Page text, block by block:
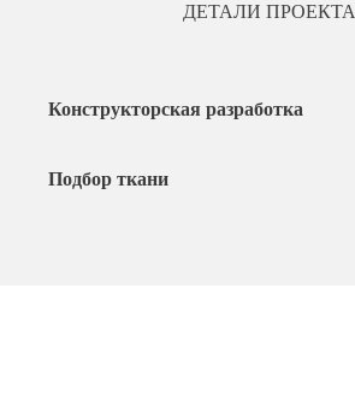
ДЕТАЛИ ПРОЕКТА
Конструкторская разработка
Подбор ткани